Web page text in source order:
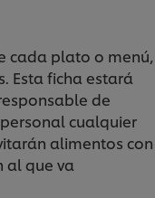
cada plato o menú,
Esta ficha estará
de
cualquier
alimentos con
al que va